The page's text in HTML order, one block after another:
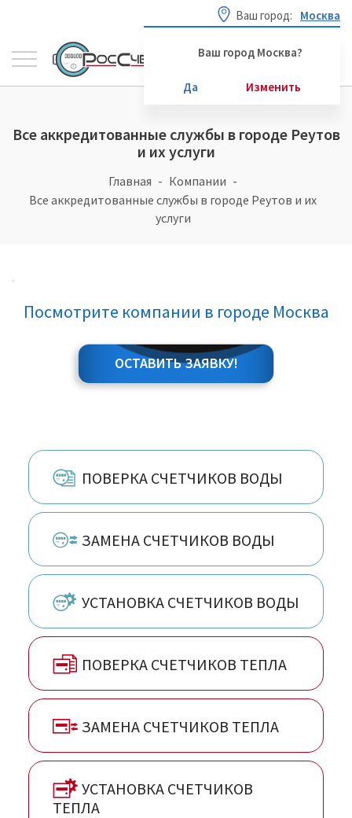
Ваш город: Москва
Ваш город Москва?
Да Изменить
Все аккредитованные службы в городе Реутов
и их услуги
Главная
Компании
Все аккредитованные службы в городе Реутов и их
услуги
Посмотрите компании в городе Москва
ОСТАВИТЬ ЗАЯВКУ!
ПОВЕРКА СЧЕТЧИКОВ ВОДЫ
ЗАМЕНА СЧЕТЧИКОВ ВОДЫ
УСТАНОВКА СЧЕТЧИКОВ ВОДЫ
ПОВЕРКА СЧЕТЧИКОВ ТЕПЛА
ЗАМЕНА СЧЕТЧИКОВ ТЕПЛА
УСТАНОВКА СЧЕТЧИКОВ
ТЕПЛА